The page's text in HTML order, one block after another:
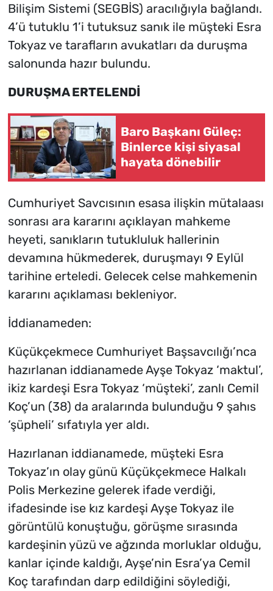
Bilişim Sistemi (SEGBİS) aracılığıyla bağlandı.
4’ü tutuklu 1’i tutuksuz sanık ile müşteki Esra
Tokyaz ve tarafların avukatları da duruşma
salonunda hazır bulundu.
DURUŞMA ERTELENDİ
Baro Başkanı Güleç:
Binlerce kişi siyasal
hayata dönebilir
Cumhuriyet Savcısının esasa ilişkin mütalaası
sonrası ara kararını açıklayan mahkeme
heyeti, sanıkların tutukluluk hallerinin
devamına hükmederek, duruşmayı 9 Eylül
tarihine erteledi. Gelecek celse mahkemenin
kararını açıklaması bekleniyor.
İddianameden:
Küçükçekmece Cumhuriyet Başsavcılığı’nca
hazırlanan iddianamede Ayşe Tokyaz ‘maktul’,
ikiz kardeşi Esra Tokyaz ‘müşteki’, zanlı Cemil
Koç’un (38) da aralarında bulunduğu 9 şahıs
‘şüpheli’ sıfatıyla yer aldı.
Hazırlanan iddianamede, müşteki Esra
Tokyaz’ın olay günü Küçükçekmece Halkalı
Polis Merkezine gelerek ifade verdiği,
ifadesinde ise kız kardeşi Ayşe Tokyaz ile
görüntülü konuştuğu, görüşme sırasında
kardeşinin yüzü ve ağzında morluklar olduğu,
kanlar içinde kaldığı, Ayşe’nin Esra’ya Cemil
Koç tarafından darp edildiğini söylediği,